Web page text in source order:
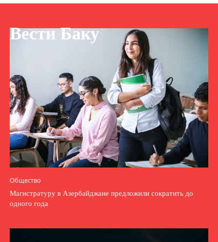
Вести Баку
Общество
Магистратуру в Азербайджане предложили сократить до
одного года